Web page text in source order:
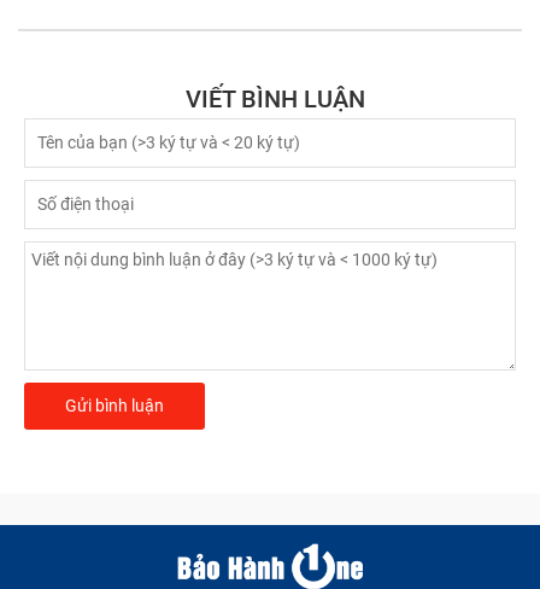
VIẾT BÌNH LUẬN